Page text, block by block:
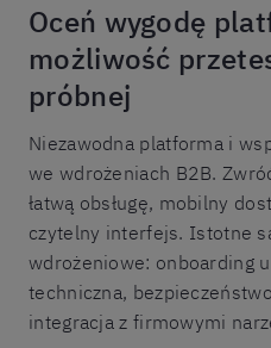
Oceń wygodę
możliwość
próbnej
Niezawodna platforma i
we wdrożeniach B2B.
łatwą obsługę, mobilny
czytelny interfejs. Istotne
wdrożeniowe: onboarding
techniczna,
integracja z firmowymi